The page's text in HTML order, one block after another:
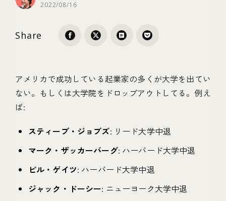
2022/08/16
Share
アメリカで成功している起業家の多くが大学を出てい
ない。もしくは大学院をドロップアウトしてる。例え
ば:
スティーブ・ジョブズ: リード大学中退
マーク・ザッカーバーグ: ハーバード大学中退
ビル・ゲイツ: ハーバード大学中退
ジャック・ドーシー: ニューヨーク大学中退